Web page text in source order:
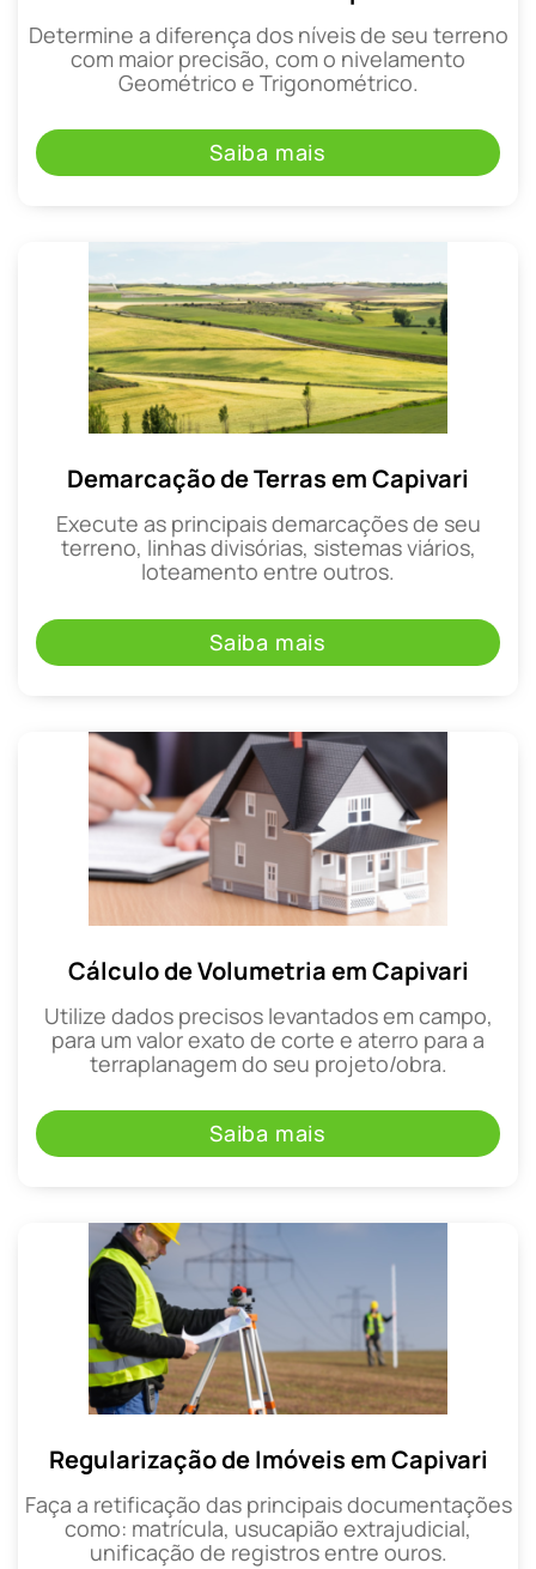
Determine a diferença dos níveis de seu terreno
com maior precisão, com o nivelamento
Geométrico e Trigonométrico.
Saiba mais
Demarcação de Terras em Capivari
Execute as principais demarcações de seu
terreno, linhas divisórias, sistemas viários,
loteamento entre outros.
Saiba mais
Cálculo de Volumetria em Capivari
Utilize dados precisos levantados em campo,
para um valor exato de corte e aterro para a
terraplanagem do seu projeto/obra.
Saiba mais
Regularização de Imóveis em Capivari
Faça a retificação das principais documentações
como: matrícula, usucapião extrajudicial,
unificação de registros entre ouros.